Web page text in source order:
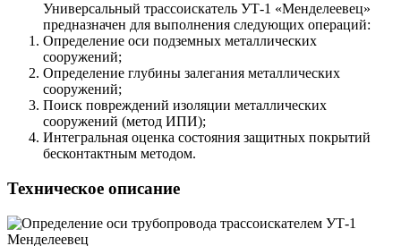
Универсальный трассоискатель УТ-1 «Менделеевец»
предназначен для выполнения следующих операций:
Определение оси подземных металлических
сооружений;
Определение глубины залегания металлических
сооружений;
Поиск повреждений изоляции металлических
сооружений (метод ИПИ);
Интегральная оценка состояния защитных покрытий
бесконтактным методом.
Техническое описание